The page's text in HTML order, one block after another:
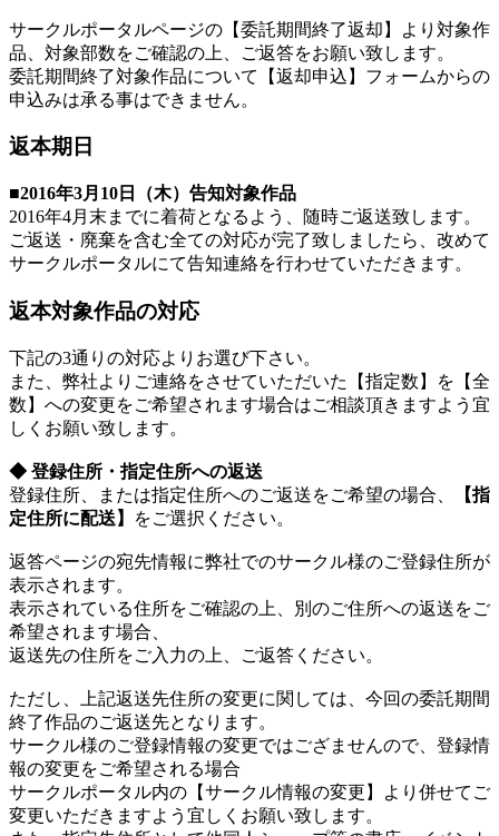
サークルポータルページの【委託期間終了返却】より対象作
品、対象部数をご確認の上、ご返答をお願い致します。
委託期間終了対象作品について【返却申込】フォームからの
申込みは承る事はできません。
返本期日
■2016年3月10日（木）告知対象作品
2016年4月末までに着荷となるよう、随時ご返送致します。
ご返送・廃棄を含む全ての対応が完了致しましたら、改めて
サークルポータルにて告知連絡を行わせていただきます。
返本対象作品の対応
下記の3通りの対応よりお選び下さい。
また、弊社よりご連絡をさせていただいた【指定数】を【全
数】への変更をご希望されます場合はご相談頂きますよう宜
しくお願い致します。
◆ 登録住所・指定住所への返送
登録住所、または指定住所へのご返送をご希望の場合、
【指
定住所に配送】
をご選択ください。
返答ページの宛先情報に弊社でのサークル様のご登録住所が
表示されます。
表示されている住所をご確認の上、別のご住所への返送をご
希望されます場合、
返送先の住所をご入力の上、ご返答ください。
ただし、上記返送先住所の変更に関しては、今回の委託期間
終了作品のご返送先となります。
サークル様のご登録情報の変更ではござませんので、登録情
報の変更をご希望される場合
サークルポータル内の【サークル情報の変更】より併せてご
変更いただきますよう宜しくお願い致します。